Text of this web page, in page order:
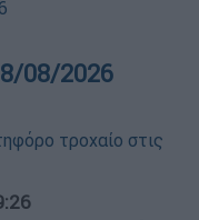
08/2026